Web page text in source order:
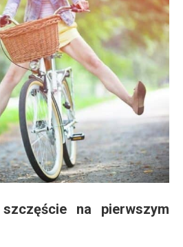
na pierwszym